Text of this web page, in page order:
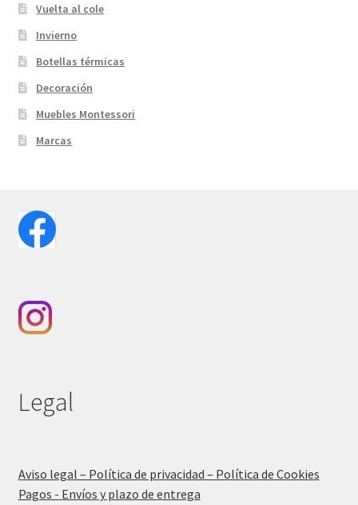
Vuelta al cole
Invierno
Botellas térmicas
Decoración
Muebles Montessori
Marcas
Legal
Aviso legal – Política de privacidad – Política de Cookies
Pagos - Envíos y plazo de entrega